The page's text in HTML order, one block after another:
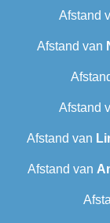
Afstand
Afstand van
Afstand
Afstand van
Afstand van